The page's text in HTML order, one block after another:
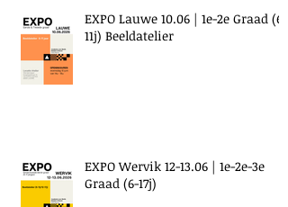
EXPO Lauwe 10.06 | 1e-2e Graad (6-
11j) Beeldatelier
EXPO Wervik 12-13.06 | 1e-2e-3e
Graad (6-17j)